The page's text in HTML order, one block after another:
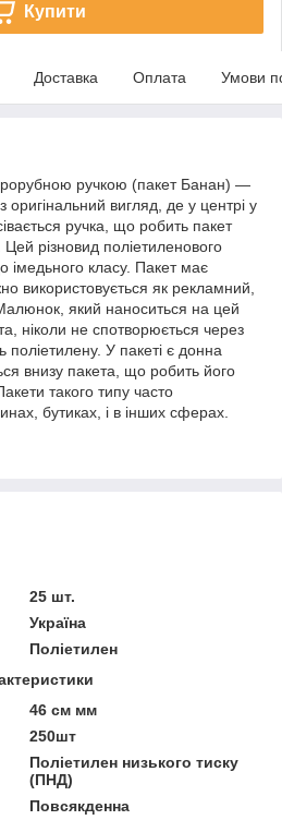
Купити
Доставка Оплата Умови
ручкою (пакет Банан) —
оригінальний вигляд, де у центрі у
ручка, що робить пакет
різновид поліетиленового
імедьного класу. Пакет має
використовується як рекламний,
який наноситься на цей
ніколи не спотворюється через
поліетилену. У пакеті є донна
внизу пакета, що робить його
такого типу часто
бутиках, і в інших сферах.
25 шт.
Україна
Поліетилен
46 см мм
250шт
Поліетилен низького тиску
(ПНД)
Повсякденна